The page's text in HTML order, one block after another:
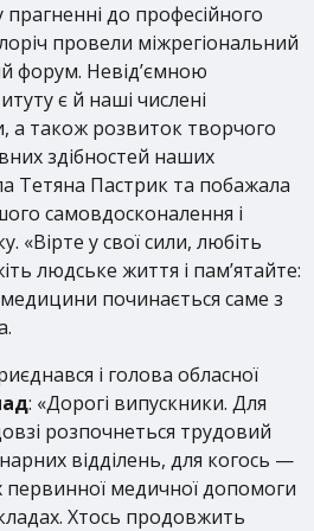
прагненні до професійного
провели міжрегіональний
форум. Невід’ємною
є й наші числені
а також розвиток творчого
здібностей наших
Тетяна Пастрик та побажала
самовдосконалення і
«Вірте у свої сили, любіть
людське життя і пам’ятайте:
медицини починається саме з
і голова обласної
: «Дорогі випускники. Для
розпочнеться трудовий
відділень, для когось —
медичної допомоги
Хтось продовжить